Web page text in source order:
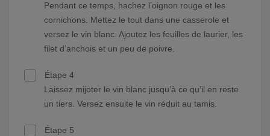
Pendant ce temps, hachez l’oignon rouge et les
cornichons. Mettez le tout dans une casserole et
versez le vin blanc. Ajoutez les feuilles de laurier, les
filet d’anchois et un peu de poivre.
Étape 4
Laissez mijoter le vin blanc jusqu’à ce qu’il en reste
un tiers. Versez ensuite le vin réduit au tamis.
Étape 5